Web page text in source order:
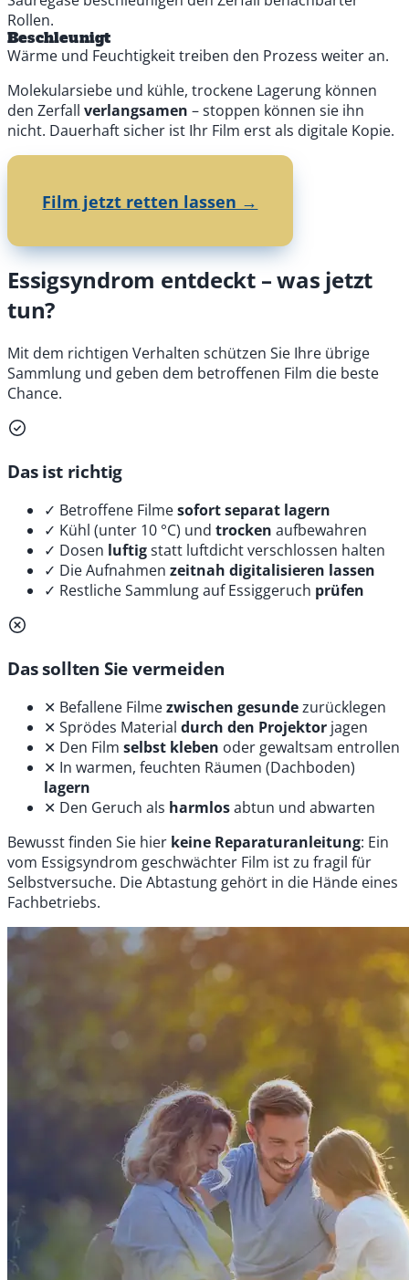
Rollen.
Beschleunigt
Wärme und Feuchtigkeit treiben den Prozess weiter an.
Molekularsiebe und kühle, trockene Lagerung können
den Zerfall verlangsamen – stoppen können sie ihn
nicht. Dauerhaft sicher ist Ihr Film erst als digitale Kopie.
Film jetzt retten lassen →
Essigsyndrom entdeckt – was jetzt
tun?
Mit dem richtigen Verhalten schützen Sie Ihre übrige
Sammlung und geben dem betroffenen Film die beste
Chance.
Das ist richtig
✓ Betroffene Filmesofort separat lagern
✓ Kühl (unter 10 °C) und trocken aufbewahren
✓ Dosen luftigstatt luftdicht verschlossen halten
✓ Die Aufnahmen zeitnah digitalisieren lassen
✓ Restliche Sammlung auf Essiggeruch prüfen
Das sollten Sie vermeiden
✕ Befallene Filmezwischen gesundezurücklegen
✕ Sprödes Material durch den Projektor jagen
✕ Den Film selbst kleben oder gewaltsam entrollen
✕ In warmen, feuchten Räumen (Dachboden)
lagern
✕ Den Geruch als harmlosabtun und abwarten
Bewusst finden Sie hier keine Reparaturanleitung: Ein
vom Essigsyndrom geschwächter Film ist zu fragil für
Selbstversuche. Die Abtastung gehört in die Hände eines
Fachbetriebs.